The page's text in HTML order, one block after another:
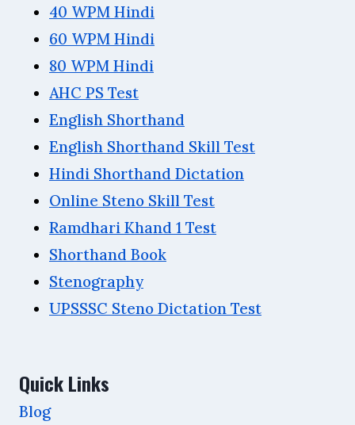
40 WPM Hindi
60 WPM Hindi
80 WPM Hindi
AHC PS Test
English Shorthand
English Shorthand Skill Test
Hindi Shorthand Dictation
Online Steno Skill Test
Ramdhari Khand 1 Test
Shorthand Book
Stenography
UPSSSC Steno Dictation Test
Quick Links
Blog